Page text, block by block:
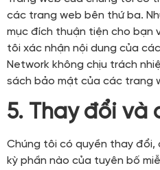
các trang web bên thứ ba.
mục đích thuận tiện cho bạn
tôi xác nhận nội dung của
Network không chịu trách
sách bảo mật của các trang
5. Thay đổi và
Chúng tôi có quyền thay
kỳ phần nào của tuyên bố